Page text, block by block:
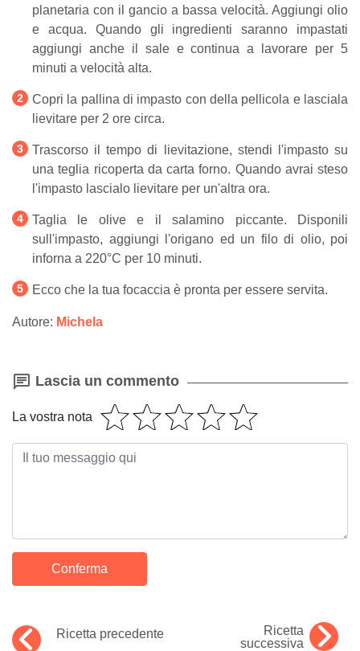
planetaria con il gancio a bassa velocità. Aggiungi olio
e acqua. Quando gli ingredienti saranno impastati
aggiungi anche il sale e continua a lavorare per 5
minuti a velocità alta.
Copri la pallina di impasto con della pellicola e lasciala
lievitare per 2 ore circa.
Trascorso il tempo di lievitazione, stendi l'impasto su
una teglia ricoperta da carta forno. Quando avrai steso
l'impasto lascialo lievitare per un'altra ora.
Taglia le olive e il salamino piccante. Disponili
sull'impasto, aggiungi l'origano ed un filo di olio, poi
inforna a 220°C per 10 minuti.
Ecco che la tua focaccia è pronta per essere servita.
Autore: Michela
Lascia un commento
La vostra nota
Ricetta precedente
Ricetta
successiva